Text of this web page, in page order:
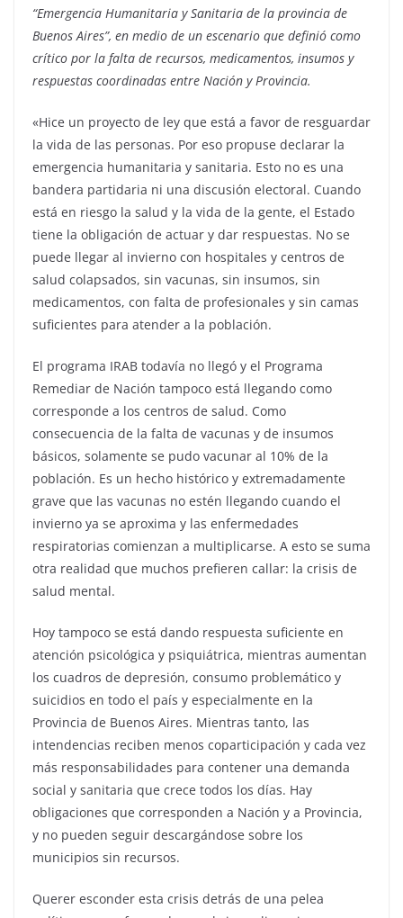
“Emergencia Humanitaria y Sanitaria de la provincia de
Buenos Aires”, en medio de un escenario que definió como
crítico por la falta de recursos, medicamentos, insumos y
respuestas coordinadas entre Nación y Provincia.
«Hice un proyecto de ley que está a favor de resguardar
la vida de las personas. Por eso propuse declarar la
emergencia humanitaria y sanitaria. Esto no es una
bandera partidaria ni una discusión electoral. Cuando
está en riesgo la salud y la vida de la gente, el Estado
tiene la obligación de actuar y dar respuestas. No se
puede llegar al invierno con hospitales y centros de
salud colapsados, sin vacunas, sin insumos, sin
medicamentos, con falta de profesionales y sin camas
suficientes para atender a la población.
El programa IRAB todavía no llegó y el Programa
Remediar de Nación tampoco está llegando como
corresponde a los centros de salud. Como
consecuencia de la falta de vacunas y de insumos
básicos, solamente se pudo vacunar al 10% de la
población. Es un hecho histórico y extremadamente
grave que las vacunas no estén llegando cuando el
invierno ya se aproxima y las enfermedades
respiratorias comienzan a multiplicarse. A esto se suma
otra realidad que muchos prefieren callar: la crisis de
salud mental.
Hoy tampoco se está dando respuesta suficiente en
atención psicológica y psiquiátrica, mientras aumentan
los cuadros de depresión, consumo problemático y
suicidios en todo el país y especialmente en la
Provincia de Buenos Aires. Mientras tanto, las
intendencias reciben menos coparticipación y cada vez
más responsabilidades para contener una demanda
social y sanitaria que crece todos los días. Hay
obligaciones que corresponden a Nación y a Provincia,
y no pueden seguir descargándose sobre los
municipios sin recursos.
Querer esconder esta crisis detrás de una pelea